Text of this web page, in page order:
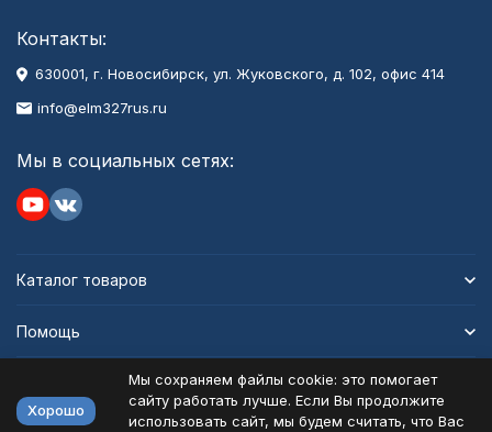
Контакты:
630001, г. Новосибирск, ул. Жуковского, д. 102, офис 414
info@elm327rus.ru
Мы в социальных сетях:
Каталог товаров
Помощь
Хорошо
Мы сохраняем файлы cookie: это помогает
сайту работать лучше. Если Вы продолжите
использовать сайт, мы будем считать, что Вас